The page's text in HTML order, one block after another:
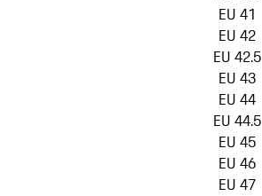
EU 41
EU 42
EU 42.5
EU 43
EU 44
EU 44.5
EU 45
EU 46
EU 47